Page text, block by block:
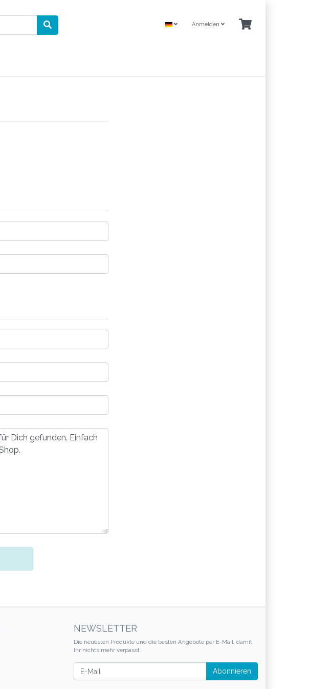
Anmelden
NEWSLETTER
Die neuesten Produkte und die besten Angebote per E-Mail, damit
Ihr nichts mehr verpasst.
Newsletter Abonnieren